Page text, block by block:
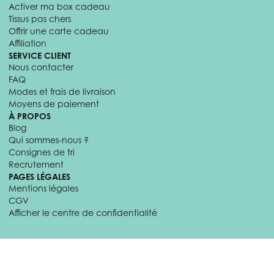
Activer ma box cadeau
Tissus pas chers
Offrir une carte cadeau
Affiliation
SERVICE CLIENT
Nous contacter
FAQ
Modes et frais de livraison
Moyens de paiement
À PROPOS
Blog
Qui sommes-nous ?
Consignes de tri
Recrutement
PAGES LÉGALES
Mentions légales
CGV
Afficher le centre de confidentialité